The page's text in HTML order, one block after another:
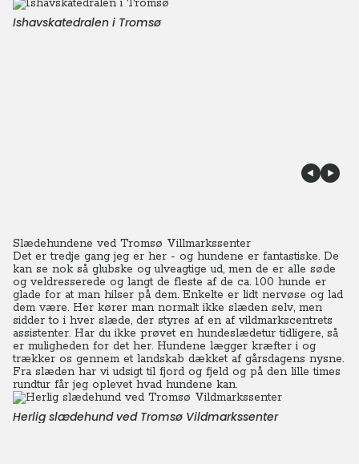
Ishavskatedralen i Tromsø
Slædehundene ved Tromsø Villmarkssenter
Det er tredje gang jeg er her - og hundene er fantastiske. De
kan se nok så glubske og ulveagtige ud, men de er alle søde
og veldresserede og langt de fleste af de ca. 100 hunde er
glade for at man hilser på dem. Enkelte er lidt nervøse og lad
dem være. Her kører man normalt ikke slæden selv, men
sidder to i hver slæde, der styres af en af vildmarkscentrets
assistenter. Har du ikke prøvet en hundeslædetur tidligere, så
er muligheden for det her. Hundene lægger kræfter i og
trækker os gennem et landskab dækket af gårsdagens nysne.
Fra slæden har vi udsigt til fjord og fjeld og på den lille times
rundtur får jeg oplevet hvad hundene kan.
Herlig slædehund ved Tromsø Vildmarkssenter